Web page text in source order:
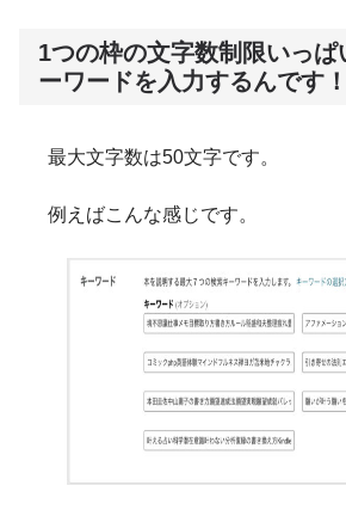
1つの枠の文字数制限いっぱ
ーワードを入力するんです！
最大文字数は50文字です。
例えばこんな感じです。